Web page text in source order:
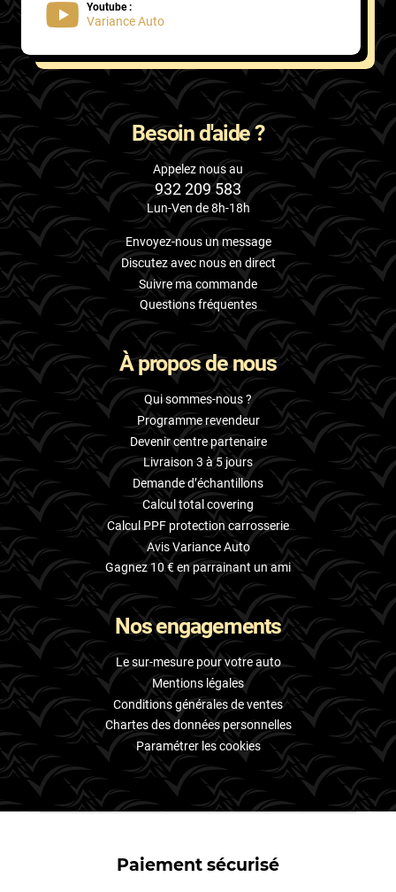
Youtube :
Variance Auto
Besoin d'aide ?
Appelez nous au
932 209 583
Lun-Ven de 8h-18h
Envoyez-nous un message
Discutez avec nous en direct
Suivre ma commande
Questions fréquentes
À propos de nous
Qui sommes-nous ?
Programme revendeur
Devenir centre partenaire
Livraison 3 à 5 jours
Demande d’échantillons
Calcul total covering
Calcul PPF protection carrosserie
Avis Variance Auto
Gagnez 10 € en parrainant un ami
Nos engagements
Le sur-mesure pour votre auto
Mentions légales
Conditions générales de ventes
Chartes des données personnelles
Paramétrer les cookies
Paiement sécurisé